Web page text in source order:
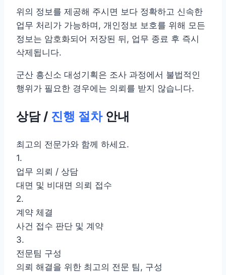
위의 정보를 제공해 주시면 보다 정확하고 신속한
업무 처리가 가능하며, 개인정보 보호를 위해 모든
정보는 암호화되어 저장된 뒤, 업무 종료 후 즉시
삭제됩니다.
군산 흥신소 대성기획은 조사 과정에서 불법적인
행위가 필요한 경우에는 의뢰를 받지 않습니다.
상담 / 진행 절차 안내
최고의 전문가와 함께 하세요.
1.
업무 의뢰 / 상담
대면 및 비대면 의뢰 접수
2.
계약 체결
사건 접수 판단 및 계약
3.
전문팀 구성
의뢰 해결을 위한 최고의 전문 팀, 구성